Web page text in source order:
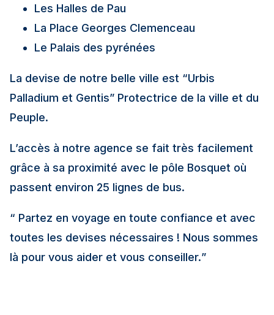
Les Halles de Pau
La Place Georges Clemenceau
Le Palais des pyrénées
La devise de notre belle ville est “Urbis
Palladium et Gentis” Protectrice de la ville et du
Peuple.
L’accès à notre agence se fait très facilement
grâce à sa proximité avec le pôle Bosquet où
passent environ 25 lignes de bus.
“ Partez en voyage en toute confiance et avec
toutes les devises nécessaires ! Nous sommes
là pour vous aider et vous conseiller.”